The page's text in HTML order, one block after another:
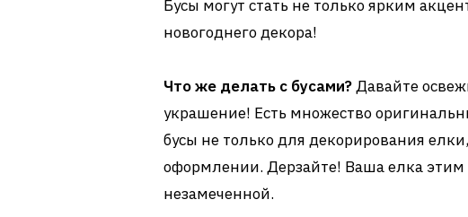
Бусы могут стать не только ярким
новогоднего декора!
Что же делать с бусами?Давайте
украшение! Есть множество
бусы не только для декорирования
оформлении. Дерзайте! Ваша елка этим
незамеченной.